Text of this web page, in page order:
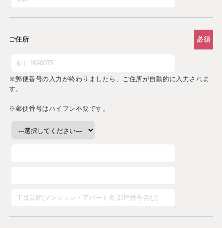
ご住所 必須
※郵便番号の入力が終わりましたら、ご住所が自動的に入力されま
す。
※郵便番号はハイフン不要です。